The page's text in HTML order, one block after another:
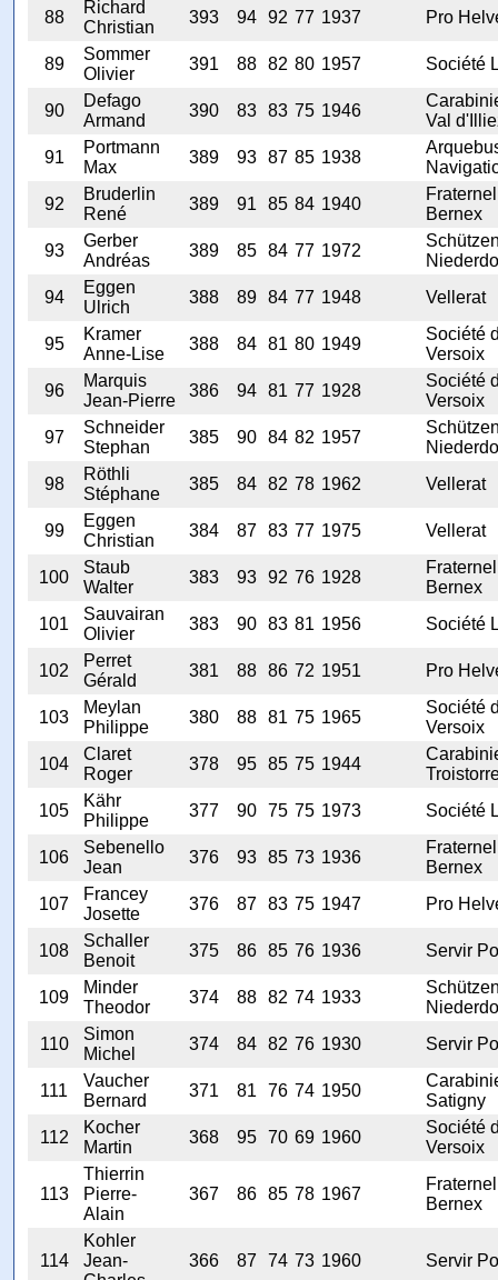
88
Richard
Christian
393 94 92 77 1937 Pro
89
Sommer
Olivier
391 88 82 80 1957 Société
90
Defago
Armand
390 83 83 75 1946
Val
91
Portmann
Max
389 93 87 85 1938
92
Bruderlin
René
389 91 85 84 1940
Bernex
93
Gerber
Andréas
389 85 84 77 1972
94
Eggen
Ulrich
388 89 84 77 1948 Vellerat
95
Kramer
Anne-Lise
388 84 81 80 1949
Société
Versoix
96
Marquis
Jean-Pierre
386 94 81 77 1928
Société
Versoix
97
Schneider
Stephan
385 90 84 82 1957
98
Röthli
Stéphane
385 84 82 78 1962 Vellerat
99
Eggen
Christian
384 87 83 77 1975 Vellerat
100
Staub
Walter
383 93 92 76 1928
Bernex
101
Sauvairan
Olivier
383 90 83 81 1956 Société
102
Perret
Gérald
381 88 86 72 1951 Pro
103
Meylan
Philippe
380 88 81 75 1965
Société
Versoix
104
Claret
Roger
378 95 85 75 1944
105
Kähr
Philippe
377 90 75 75 1973 Société
106
Sebenello
Jean
376 93 85 73 1936
Bernex
107
Francey
Josette
376 87 83 75 1947 Pro
108
Schaller
Benoit
375 86 85 76 1936 Servir
109
Minder
Theodor
374 88 82 74 1933
110
Simon
Michel
374 84 82 76 1930 Servir
111
Vaucher
Bernard
371 81 76 74 1950
Satigny
112
Kocher
Martin
368 95 70 69 1960
Société
Versoix
113
Thierrin
Pierre-
Alain
367 86 85 78 1967
Bernex
114
Kohler
Jean-
366 87 74 73 1960 Servir